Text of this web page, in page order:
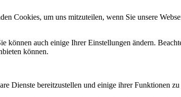
Cookies, um uns mitzuteilen, wenn Sie unsere
können auch einige Ihrer Einstellungen ändern.
können.
Dienste bereitzustellen und einige ihrer Funktionen zu